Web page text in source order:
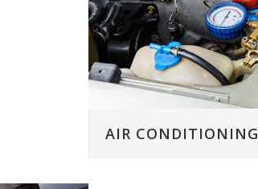
AIR CONDITIONING